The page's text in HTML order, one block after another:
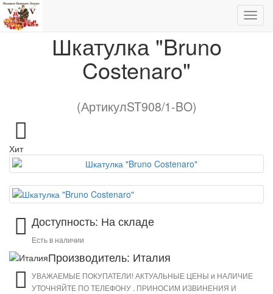
Шкатулка "Bruno Costenaro"
Шкатулка "Bruno
Costenaro"
(АртикулST908/1-BO)
Хит
Доступность: На складе
Есть в наличии
Производитель: Италия
УВАЖАЕМЫЕ ПОКУПАТЕЛИ! АКТУАЛЬНЫЕ ЦЕНЫ и НАЛИЧИЕ
УТОЧНЯЙТЕ ПО ТЕЛЕФОНУ . ПРИНОСИМ ИЗВИНЕНИЯ И